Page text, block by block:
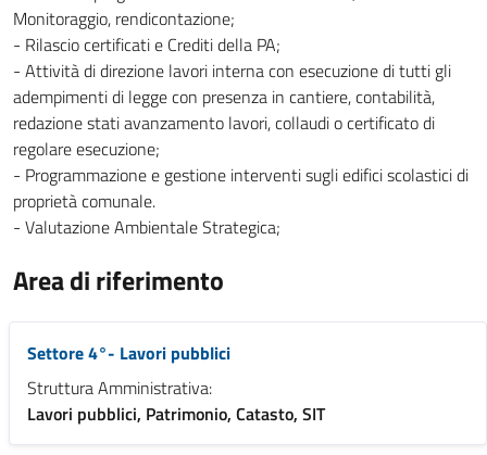
Monitoraggio, rendicontazione;
- Rilascio certificati e Crediti della PA;
- Attività di direzione lavori interna con esecuzione di tutti gli
adempimenti di legge con presenza in cantiere, contabilità,
redazione stati avanzamento lavori, collaudi o certificato di
regolare esecuzione;
- Programmazione e gestione interventi sugli edifici scolastici di
proprietà comunale.
- Valutazione Ambientale Strategica;
Area di riferimento
Settore 4°- Lavori pubblici
Struttura Amministrativa:
Lavori pubblici, Patrimonio, Catasto, SIT